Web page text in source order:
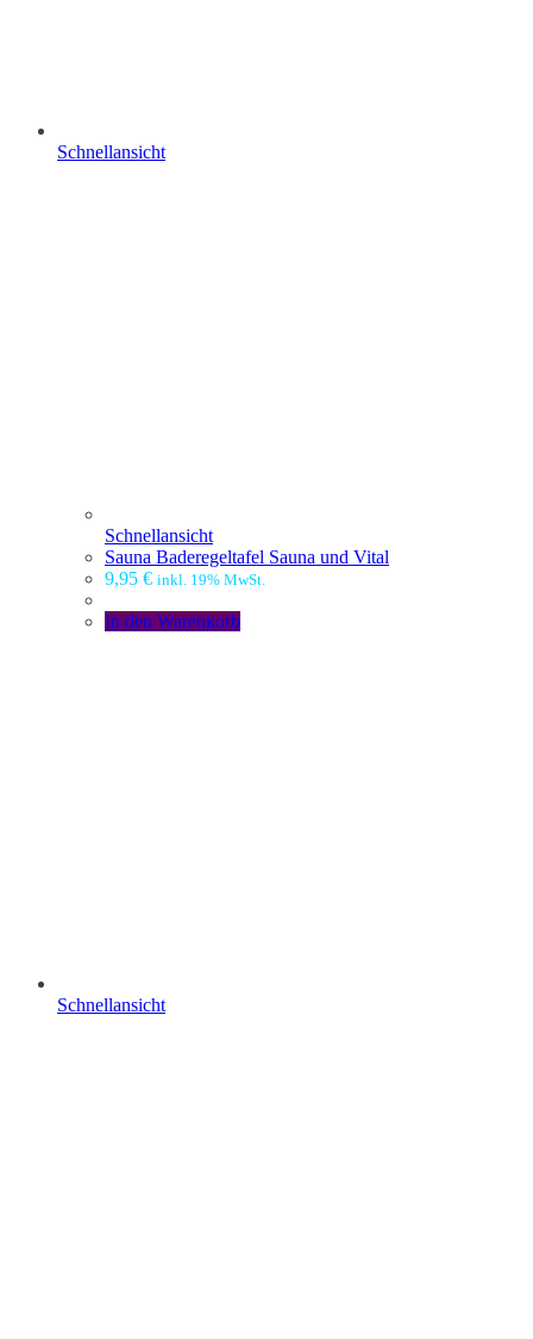
Schnellansicht
Schnellansicht
Sauna Baderegeltafel Sauna und Vital
9,95 € inkl. 19% MwSt.
In den Warenkorb
Schnellansicht